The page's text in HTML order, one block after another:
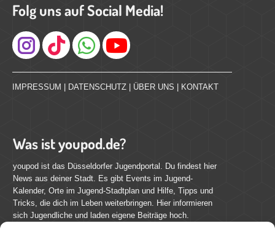
Folg uns auf Social Media!
Instagram
IMPRESSUM DATENSCHUTZ ÜBER UNS KONTAKT
Was ist youpod.de?
youpod ist das Düsseldorfer Jugendportal. Du findest hier
News aus deiner Stadt. Es gibt Events im Jugend-
Kalender, Orte im Jugend-Stadtplan und Hilfe, Tipps und
Tricks, die dich im Leben weiterbringen. Hier informieren
sich Jugendliche und laden eigene Beiträge hoch.